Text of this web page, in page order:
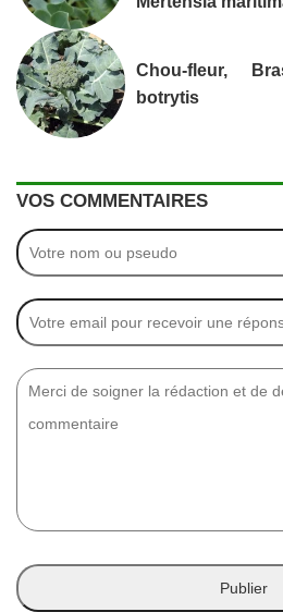
Chou-fleur,
botrytis
VOS COMMENTAIRES